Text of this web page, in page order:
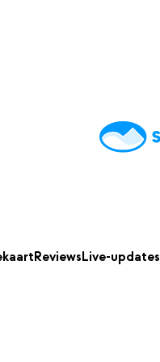
ReviewsLive-updates